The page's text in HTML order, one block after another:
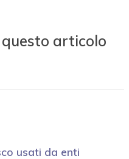
articolo
usati da enti